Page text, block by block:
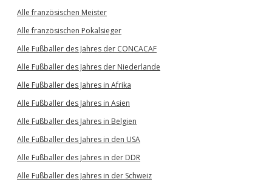
Alle französischen Meister
Alle französischen Pokalsieger
Alle Fußballer des Jahres der CONCACAF
Alle Fußballer des Jahres der Niederlande
Alle Fußballer des Jahres in Afrika
Alle Fußballer des Jahres in Asien
Alle Fußballer des Jahres in Belgien
Alle Fußballer des Jahres in den USA
Alle Fußballer des Jahres in der DDR
Alle Fußballer des Jahres in der Schweiz